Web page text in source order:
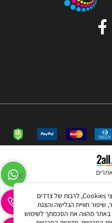
לידיעתך, באתרנו נעשה שימוש בקבצי Cookies, לרבות של צדדים
שיפור חוויית הגלישה והצגת
מהווה את הסכמתך לשימוש